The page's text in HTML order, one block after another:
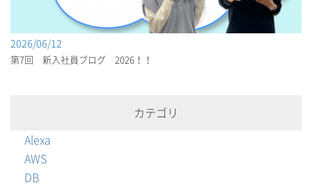
2026/06/12
第7回 新入社員ブログ 2026！！
カテゴリ
Alexa
AWS
DB